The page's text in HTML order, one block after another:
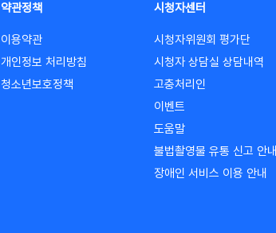
약관정책
이용약관
개인정보 처리방침
청소년보호정책
시청자센터
시청자위원회 평가단
시청자 상담실 상담내역
고충처리인
이벤트
도움말
불법촬영물 유통 신고 안내
장애인 서비스 이용 안내